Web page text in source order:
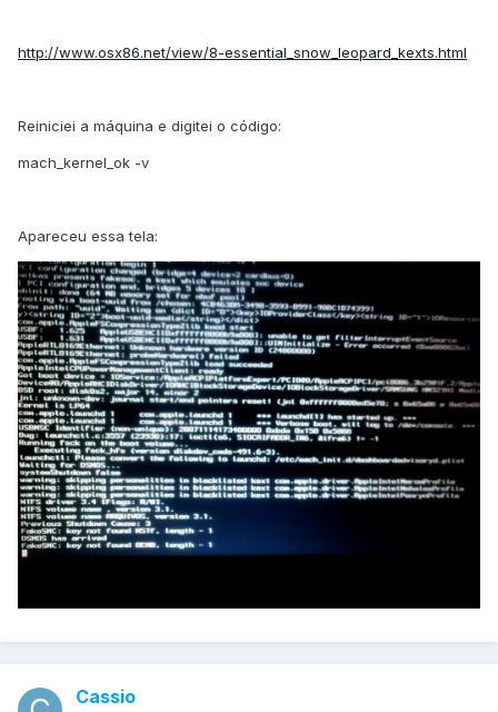
http://www.osx86.net/view/8-essential_snow_leopard_kexts.html
Reiniciei a máquina e digitei o código:
mach_kernel_ok -v
Apareceu essa tela:
Cassio